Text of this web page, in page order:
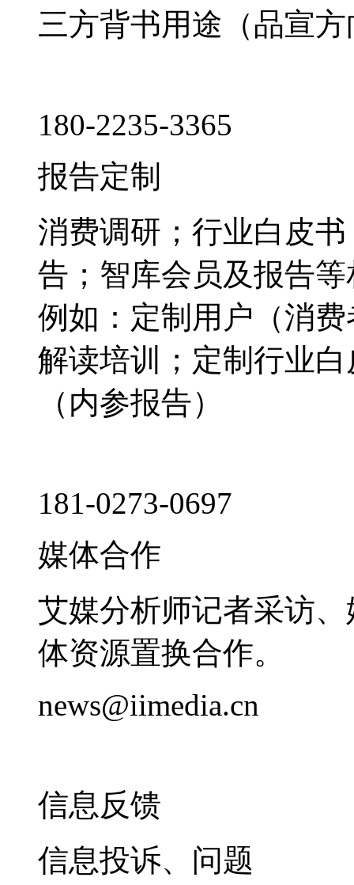
三方背书用途（品宣
180-2235-3365
报告定制
消费调研；行业白皮
告；智库会员及报告
例如：定制用户（消
解读培训；定制行业
（内参报告）
181-0273-0697
媒体合作
艾媒分析师记者采访
体资源置换合作。
news@iimedia.cn
信息反馈
信息投诉、问题